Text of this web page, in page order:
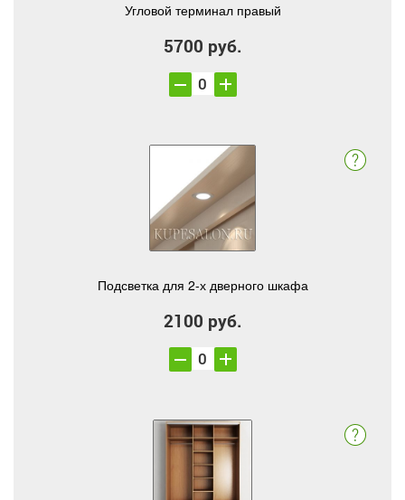
Угловой терминал правый
5700 руб.
Подсветка для 2-х дверного шкафа
2100 руб.